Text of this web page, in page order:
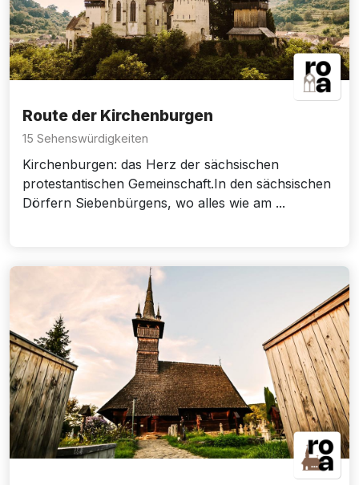
Route der Kirchenburgen
15 Sehenswürdigkeiten
Kirchenburgen: das Herz der sächsischen
protestantischen Gemeinschaft.In den sächsischen
Dörfern Siebenbürgens, wo alles wie am ...